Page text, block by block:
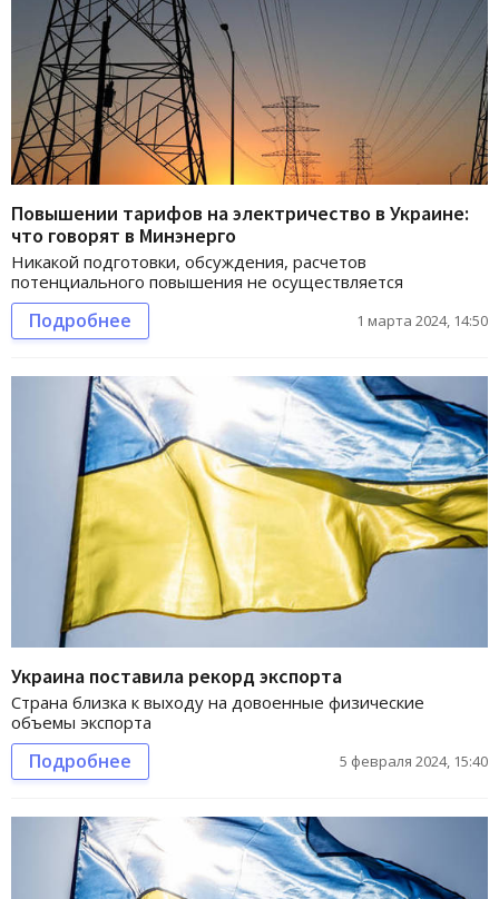
Повышении тарифов на электричество в Украине:
что говорят в Минэнерго
Никакой подготовки, обсуждения, расчетов
потенциального повышения не осуществляется
Подробнее 1 марта 2024, 14:50
Украина поставила рекорд экспорта
Страна близка к выходу на довоенные физические
объемы экспорта
Подробнее 5 февраля 2024, 15:40